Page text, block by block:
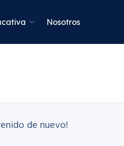
Nosotros
de nuevo!